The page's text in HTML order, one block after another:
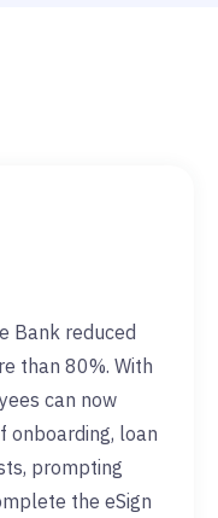
Bank reduced
than 80%. With
can now
onboarding, loan
prompting
the eSign